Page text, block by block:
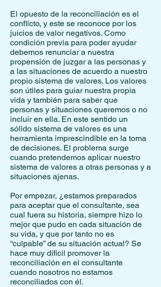
El opuesto de la reconciliación es el
conflicto, y este se reconoce por los
juicios de valor negativos. Como
condición previa para poder ayudar
debemos renunciar a nuestra
propensión de juzgar a las personas y
a las situaciones de acuerdo a nuestro
propio sistema de valores. Los valores
son útiles para guiar nuestra propia
vida y también para saber que
personas y situaciones queremos o no
incluir en ella. En este sentido un
sólido sistema de valores es una
herramienta imprescindible en la toma
de decisiones. El problema surge
cuando pretendemos aplicar nuestro
sistema de valores a otras personas y a
situaciones ajenas.
Por empezar, ¿estamos preparados
para aceptar que el consultante, sea
cual fuera su historia, siempre hizo lo
mejor que pudo en cada situación de
su vida, y que por tanto no es
“culpable” de su situación actual? Se
hace muy difícil promover la
reconciliación en el consultante
cuando nosotros no estamos
reconciliados con él.